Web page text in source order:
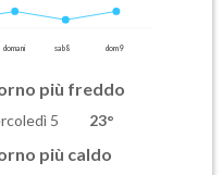
domani sab 8 dom 9
più freddo
5 23°
più caldo